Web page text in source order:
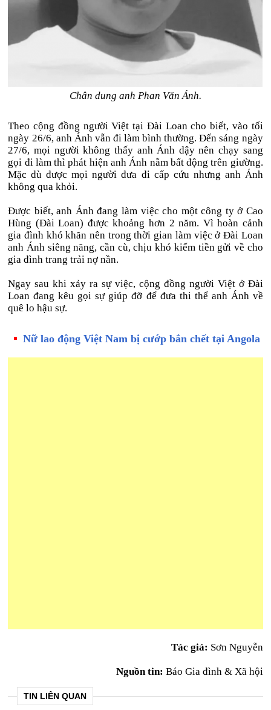
Chân dung anh Phan Văn Ánh.
Theo cộng đồng người Việt tại Đài Loan cho biết, vào tối
ngày 26/6, anh Ánh vẫn đi làm bình thường. Đến sáng ngày
27/6, mọi người không thấy anh Ánh dậy nên chạy sang
gọi đi làm thì phát hiện anh Ánh nằm bất động trên giường.
Mặc dù được mọi người đưa đi cấp cứu nhưng anh Ánh
không qua khỏi.
Được biết, anh Ánh đang làm việc cho một công ty ở Cao
Hùng (Đài Loan) được khoảng hơn 2 năm. Vì hoàn cảnh
gia đình khó khăn nên trong thời gian làm việc ở Đài Loan
anh Ánh siêng năng, cần cù, chịu khó kiếm tiền gửi về cho
gia đình trang trải nợ nần.
Ngay sau khi xảy ra sự việc, cộng đồng người Việt ở Đài
Loan đang kêu gọi sự giúp đỡ để đưa thi thể anh Ánh về
quê lo hậu sự.
Nữ lao động Việt Nam bị cướp bắn chết tại Angola
Tác giả: Sơn Nguyễn
Nguồn tin: Báo Gia đình & Xã hội
TIN LIÊN QUAN